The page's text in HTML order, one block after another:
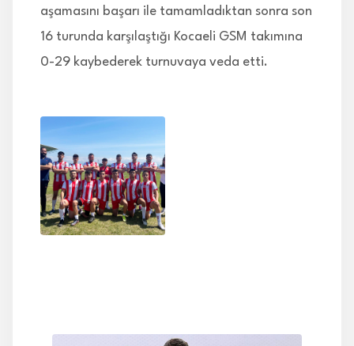
aşamasını başarı ile tamamladıktan sonra son
16 turunda karşılaştığı Kocaeli GSM takımına
0-29 kaybederek turnuvaya veda etti.